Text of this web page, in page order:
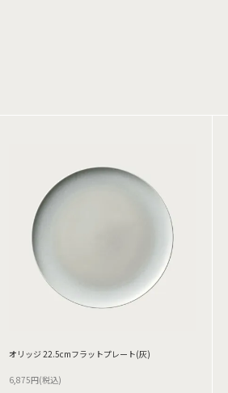
オリッジ 22.5cmフラットプレート(灰)
6,875円(税込)